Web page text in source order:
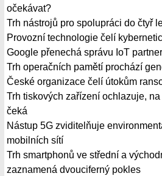
očekávat?
Trh nástrojů pro spolupráci do čtyř
Provozní technologie čelí
Google přenechá správu IoT
Trh operačních pamětí prochází
České organizace čelí útokům
Trh tiskových zařízení ochlazuje,
čeká
Nástup 5G zviditelňuje
mobilních sítí
Trh smartphonů ve střední a
zaznamená dvouciferný pokles